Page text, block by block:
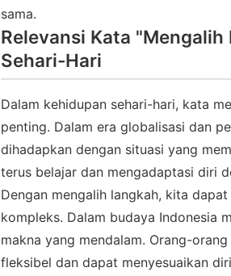
sama.
Relevansi Kata
Sehari-Hari
Dalam kehidupan sehari-hari, kata
penting. Dalam era globalisasi dan
dihadapkan dengan situasi yang
terus belajar dan mengadaptasi diri
Dengan mengalih langkah, kita
kompleks. Dalam budaya Indonesia
makna yang mendalam. Orang-
fleksibel dan dapat menyesuaikan